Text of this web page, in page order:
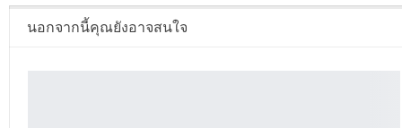
นอกจากนี้คุณยังอาจสนใจ